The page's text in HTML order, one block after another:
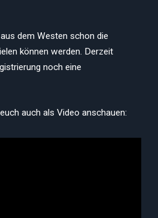
dem Westen schon die
können werden. Derzeit
noch eine
auch als Video anschauen: